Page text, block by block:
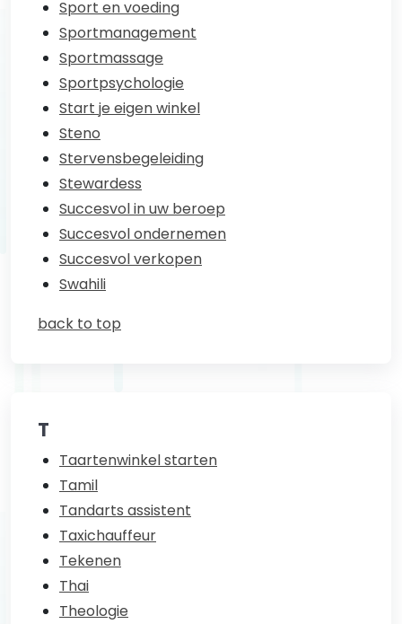
Sport en voeding
Sportmanagement
Sportmassage
Sportpsychologie
Start je eigen winkel
Steno
Stervensbegeleiding
Stewardess
Succesvol in uw beroep
Succesvol ondernemen
Succesvol verkopen
Swahili
back to top
T
Taartenwinkel starten
Tamil
Tandarts assistent
Taxichauffeur
Tekenen
Thai
Theologie